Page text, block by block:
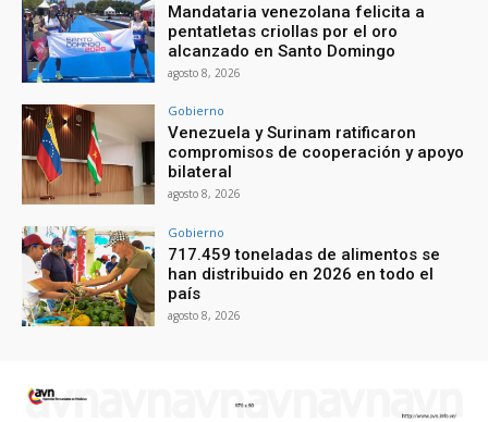
Mandataria venezolana felicita a
pentatletas criollas por el oro
alcanzado en Santo Domingo
agosto 8, 2026
Gobierno
Venezuela y Surinam ratificaron
compromisos de cooperación y apoyo
bilateral
agosto 8, 2026
Gobierno
717.459 toneladas de alimentos se
han distribuido en 2026 en todo el
país
agosto 8, 2026